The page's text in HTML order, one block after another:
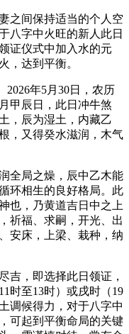
之间保持适当的个人空
八字中火旺的新人此日
证仪式中加入水的元
，达到平衡。
2026年5月30日，农历
甲辰日，此日冲牛煞
，辰为湿土，内藏乙
，又得癸水滋润，木气
全局之燥，辰中乙木能
环相生的良好格局。此
也，乃黄道吉日中之上
祈福、求嗣，开光、出
安床，上梁、栽种，纳
吉，即选择此日领证，
时至13时）或戌时（19
调候得力，对于八字中
可起到平衡命局的关键